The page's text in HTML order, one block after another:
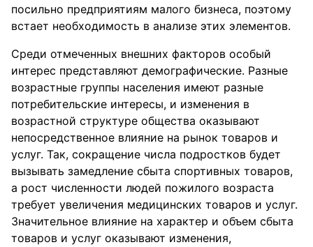
посильно предприятиям малого бизнеса, поэтому
встает необходимость в анализе этих элементов.
Среди отмеченных внешних факторов особый
интерес представляют демографические. Разные
возрастные группы населения имеют разные
потребительские интересы, и изменения в
возрастной структуре общества оказывают
непосредственное влияние на рынок товаров и
услуг. Так, сокращение числа подростков будет
вызывать замедление сбыта спортивных товаров,
а рост численности людей пожилого возраста
требует увеличения медицинских товаров и услуг.
Значительное влияние на характер и объем сбыта
товаров и услуг оказывают изменения,